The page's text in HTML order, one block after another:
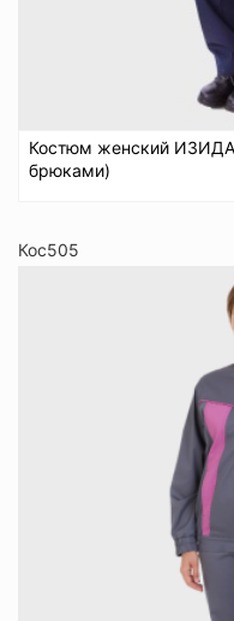
Костюм женский ИЗИДА
брюками)
Кос505